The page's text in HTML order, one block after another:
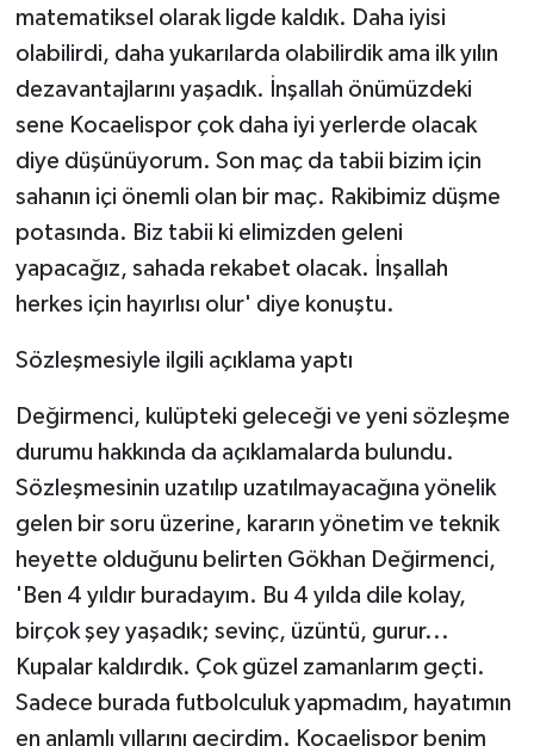
matematiksel olarak ligde kaldık. Daha iyisi
olabilirdi, daha yukarılarda olabilirdik ama ilk yılın
dezavantajlarını yaşadık. İnşallah önümüzdeki
sene Kocaelispor çok daha iyi yerlerde olacak
diye düşünüyorum. Son maç da tabii bizim için
sahanın içi önemli olan bir maç. Rakibimiz düşme
potasında. Biz tabii ki elimizden geleni
yapacağız, sahada rekabet olacak. İnşallah
herkes için hayırlısı olur' diye konuştu.
Sözleşmesiyle ilgili açıklama yaptı
Değirmenci, kulüpteki geleceği ve yeni sözleşme
durumu hakkında da açıklamalarda bulundu.
Sözleşmesinin uzatılıp uzatılmayacağına yönelik
gelen bir soru üzerine, kararın yönetim ve teknik
heyette olduğunu belirten Gökhan Değirmenci,
'Ben 4 yıldır buradayım. Bu 4 yılda dile kolay,
birçok şey yaşadık; sevinç, üzüntü, gurur...
Kupalar kaldırdık. Çok güzel zamanlarım geçti.
Sadece burada futbolculuk yapmadım, hayatımın
en anlamlı yıllarını geçirdim. Kocaelispor benim